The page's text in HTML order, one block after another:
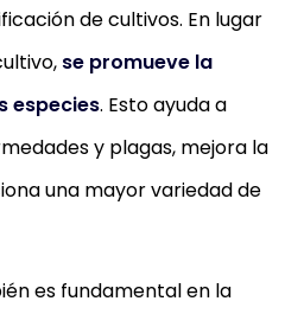
de cultivos. En lugar
se promueve la
especies. Esto ayuda a
y plagas, mejora la
una mayor variedad de
es fundamental en la